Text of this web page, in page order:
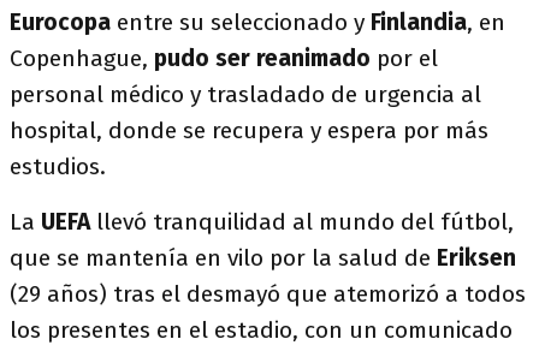
Eurocopa entre su seleccionado y Finlandia, en
Copenhague, pudo ser reanimado por el
personal médico y trasladado de urgencia al
hospital, donde se recupera y espera por más
estudios.
La UEFAllevó tranquilidad al mundo del fútbol,
que se mantenía en vilo por la salud de Eriksen
(29 años) tras el desmayó que atemorizó a todos
los presentes en el estadio, con un comunicado